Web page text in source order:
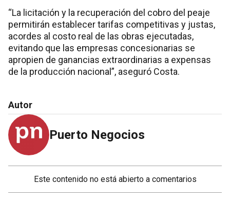
“La licitación y la recuperación del cobro del peaje
permitirán establecer tarifas competitivas y justas,
acordes al costo real de las obras ejecutadas,
evitando que las empresas concesionarias se
apropien de ganancias extraordinarias a expensas
de la producción nacional”, aseguró Costa.
Autor
Puerto Negocios
Este contenido no está abierto a comentarios